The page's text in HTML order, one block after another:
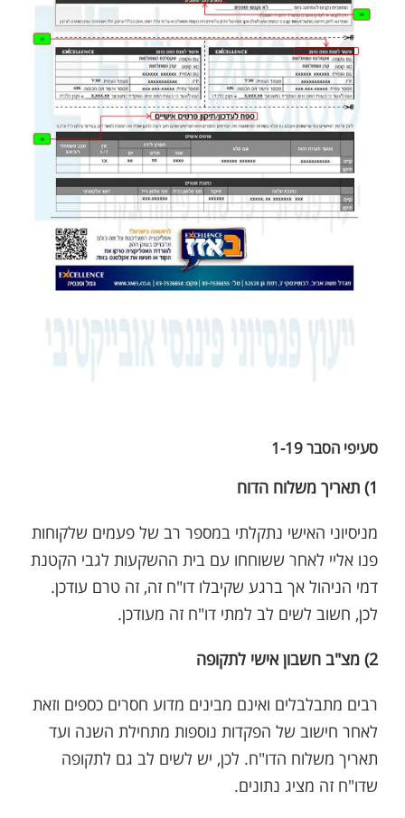
סעיפי הסבר 1-19
1) תאריך משלוח הדוח
מניסיוני האישי נתקלתי במספר רב של פעמים שלקוחות
פנו אליי לאחר ששוחחו עם בית ההשקעות לגבי הקטנת
דמי הניהול אך ברגע שקיבלו דו"ח זה, זה טרם עודכן.
לכן, חשוב לשים לב למתי דו"ח זה מעודכן.
2) מצ"ב חשבון אישי לתקופה
רבים מתבלבלים ואינם מבינים מדוע חסרים כספים וזאת
לאחר חישוב של הפקדות נוספות מתחילת השנה ועד
תאריך משלוח הדו"ח. לכן, יש לשים לב גם לתקופה
שדו"ח זה מציג נתונים.